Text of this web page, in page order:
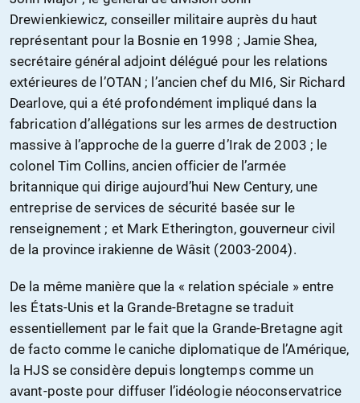
Drewienkiewicz, conseiller militaire auprès du haut
représentant pour la Bosnie en 1998 ; Jamie Shea,
secrétaire général adjoint délégué pour les relations
extérieures de l’OTAN ; l’ancien chef du MI6, Sir Richard
Dearlove, qui a été profondément impliqué dans la
fabrication d’allégations sur les armes de destruction
massive à l’approche de la guerre d’Irak de 2003 ; le
colonel Tim Collins, ancien officier de l’armée
britannique qui dirige aujourd’hui New Century, une
entreprise de services de sécurité basée sur le
renseignement ; et Mark Etherington, gouverneur civil
de la province irakienne de Wâsit (2003-2004).
De la même manière que la « relation spéciale » entre
les États-Unis et la Grande-Bretagne se traduit
essentiellement par le fait que la Grande-Bretagne agit
de facto comme le caniche diplomatique de l’Amérique,
la HJS se considère depuis longtemps comme un
avant-poste pour diffuser l’idéologie néoconservatrice